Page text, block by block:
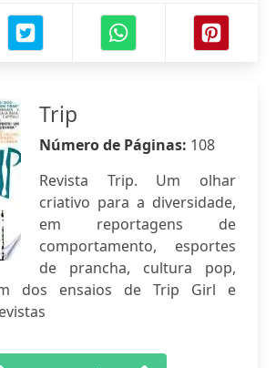
Trip
Número de Páginas: 108
Revista Trip. Um olhar
criativo para a diversidade,
em reportagens de
comportamento, esportes
de prancha, cultura pop,
dos ensaios de Trip Girl e